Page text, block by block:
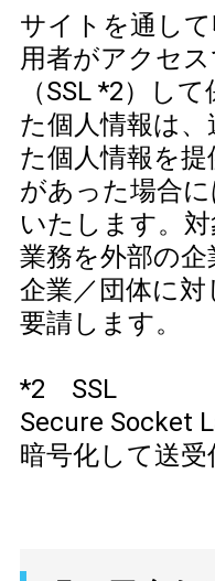
サイトを通し
用者がアクセ
（SSL *2）し
た個人情報は
た個人情報を
があった場合
いたします。
業務を外部の
企業／団体に
要請します。
*2 SSL
Secure Socket
暗号化して送受